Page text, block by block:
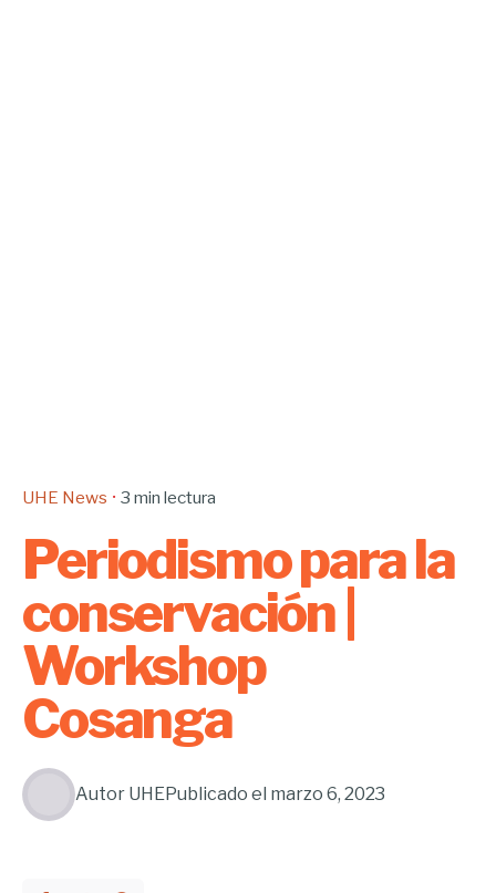
UHE News 3 min lectura
Periodismo para la
conservación |
Workshop
Cosanga
Autor UHEPublicado el marzo 6, 2023